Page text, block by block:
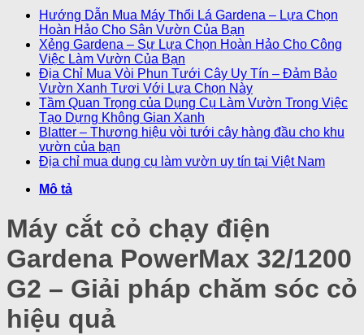
Hướng Dẫn Mua Máy Thổi Lá Gardena – Lựa Chọn
Hoàn Hảo Cho Sân Vườn Của Bạn
Xẻng Gardena – Sự Lựa Chọn Hoàn Hảo Cho Công
Việc Làm Vườn Của Bạn
Địa Chỉ Mua Vòi Phun Tưới Cây Uy Tín – Đảm Bảo
Vườn Xanh Tươi Với Lựa Chọn Này
Tầm Quan Trọng của Dụng Cụ Làm Vườn Trong Việc
Tạo Dựng Không Gian Xanh
Blatter – Thương hiệu vòi tưới cây hàng đầu cho khu
vườn của bạn
Địa chỉ mua dụng cụ làm vườn uy tín tại Việt Nam
Mô tả
Máy cắt cỏ chạy điện
Gardena PowerMax 32/1200
G2 – Giải pháp chăm sóc cỏ
hiệu quả